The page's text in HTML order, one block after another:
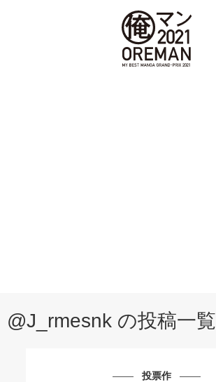
@J_rmesnk の投稿一覧
投票作